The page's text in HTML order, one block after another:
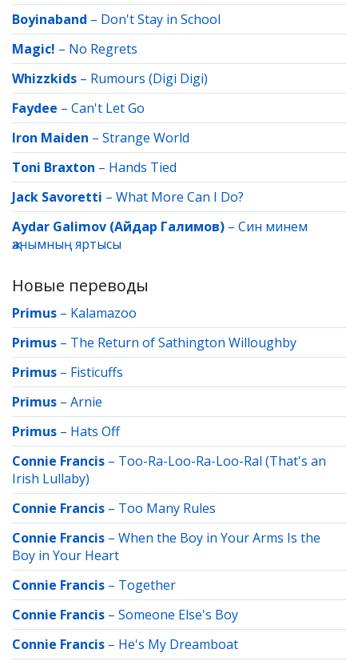
Boyinaband – Don't Stay in School
Magic! – No Regrets
Whizzkids – Rumours (Digi Digi)
Faydee – Can't Let Go
Iron Maiden – Strange World
Toni Braxton – Hands Tied
Jack Savoretti – What More Can I Do?
Aydar Galimov (Айдар Галимов) – Син минем
җанымның яртысы
Новые переводы
Primus – Kalamazoo
Primus – The Return of Sathington Willoughby
Primus – Fisticuffs
Primus – Arnie
Primus – Hats Off
Connie Francis – Too-Ra-Loo-Ra-Loo-Ral (That's an
Irish Lullaby)
Connie Francis – Too Many Rules
Connie Francis – When the Boy in Your Arms Is the
Boy in Your Heart
Connie Francis – Together
Connie Francis – Someone Else's Boy
Connie Francis – He's My Dreamboat